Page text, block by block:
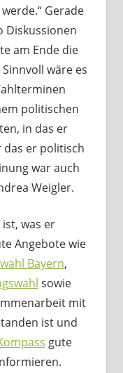
Gerade
Diskussionen
am Ende die
wäre es
politischen
in das er
er politisch
war auch
Weigler.
was er
Angebote wie
Bayern,
sowie
mit
ist und
gute